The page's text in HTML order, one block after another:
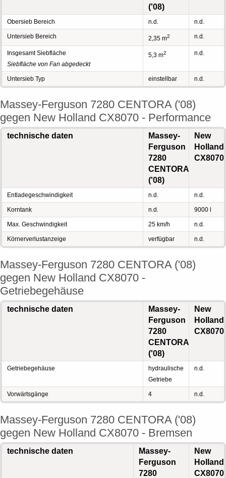
('08)
Obersieb Bereich n.d. n.d.
Untersieb Bereich 2,35 m2 n.d.
Insgesamt Siebfläche
Siebfläche von Fan abgedeckt
5,3 m2 n.d.
Untersieb Typ einstellbar n.d.
Massey-Ferguson 7280 CENTORA ('08)
gegen New Holland CX8070 - Performance
technische daten
Massey-
Ferguson
7280
CENTORA
('08)
New
Holland
CX8070
Entladegeschwindigkeit n.d. n.d.
Korntank n.d. 9000 l
Max. Geschwindigkeit 25 km/h n.d.
Körnerverlustanzeige verfügbar n.d.
Massey-Ferguson 7280 CENTORA ('08)
gegen New Holland CX8070 -
Getriebegehäuse
technische daten
Massey-
Ferguson
7280
CENTORA
('08)
New
Holland
CX8070
Getriebegehäuse
hydraulische
Getriebe
n.d.
Vorwärtsgänge 4 n.d.
Massey-Ferguson 7280 CENTORA ('08)
gegen New Holland CX8070 - Bremsen
technische daten
Massey-
Ferguson
7280
New
Holland
CX8070